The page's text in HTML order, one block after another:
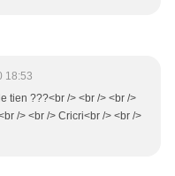
18:53
tien ???<br /> <br /> <br />
/> <br /> Cricri<br /> <br />